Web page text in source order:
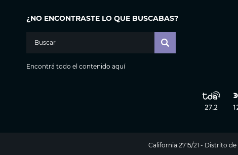
¿NO ENCONTRASTE LO QUE BUSCABAS?
Encontrá todo el contenido aquí
California 2715/21 - Distrito